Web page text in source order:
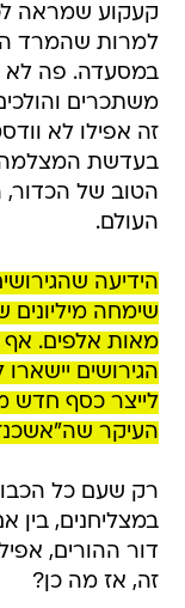
קעקוע שמראה
למרות שהמרד
במסעדה. פה לא
משתכרים
זה אפילו לא
בעדשת
הטוב של
העולם.
הידיעה
שימחה מיליונים
מאות אלפים.
הגירושים
לייצר כסף חדש
העיקר
רק שעם כל
במצליחנים, בין
דור ההורים,
זה, אז מה כן?